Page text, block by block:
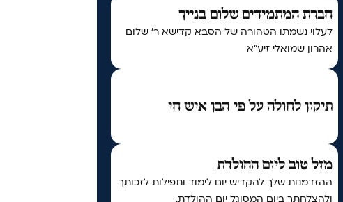
חברת המתמידים שלום בנייך
לעלוי נשמתו הטהורה של הסבא קדישא ר' שלום
אהרון שמואלי זיע"א
תיקון לחולה על פי הבן איש חי
מזל טוב ליום ההולדת
ההזדמנות שלך להקדיש יום לימוד ותפילות לזכותך
ולהצלחתך ביום המסוגל יום ההולדת.